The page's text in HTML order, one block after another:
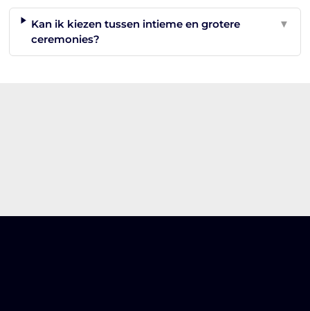
Kan ik kiezen tussen intieme en grotere
ceremonies?
▼